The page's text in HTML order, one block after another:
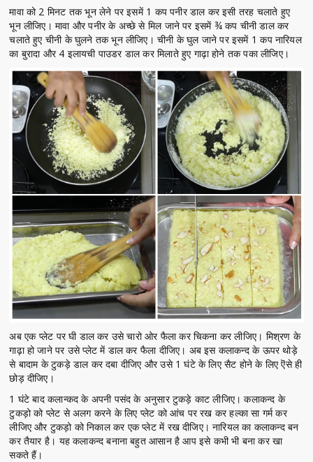
मावा को 2 मिनट तक भून लेने पर इसमें 1 कप पनीर डाल कर इसी तरह चलाते हुए
भून लीजिए। मावा और पनीर के अच्छे से मिल जाने पर इसमें ¾ कप चीनी डाल कर
चलाते हुए चीनी के घुलने तक भून लीजिए। चीनी के घुल जाने पर इसमें 1 कप नारियल
का बुरादा और 4 इलायची पाउडर डाल कर मिलाते हुए गाढ़ा होने तक पका लीजिए।
अब एक प्लेट पर घी डाल कर उसे चारो ओर फैला कर चिकना कर लीजिए। मिश्रण के
गाढ़ा हो जाने पर उसे प्लेट में डाल कर फैला दीजिए। अब इस कलाकन्द के ऊपर थोड़े
से बादाम के टुकड़े डाल कर दबा दीजिए और उसे 1 घंटे के लिए सैट होने के लिए ऎसे ही
छोड़ दीजिए।
1 घंटे बाद कलान्कद के अपनी पसंद के अनुसार टुकड़े काट लीजिए। कलाकन्द के
टुकड़ो को प्लेट से अलग करने के लिए प्लेट को आंच पर रख कर हल्का सा गर्म कर
लीजिए और टुकड़ो को निकाल कर एक प्लेट में रख दीजिए। नारियल का कलाकन्द बन
कर तैयार है। यह कलाकन्द बनाना बहुत आसान है आप इसे कभी भी बना कर खा
सकते हैं।